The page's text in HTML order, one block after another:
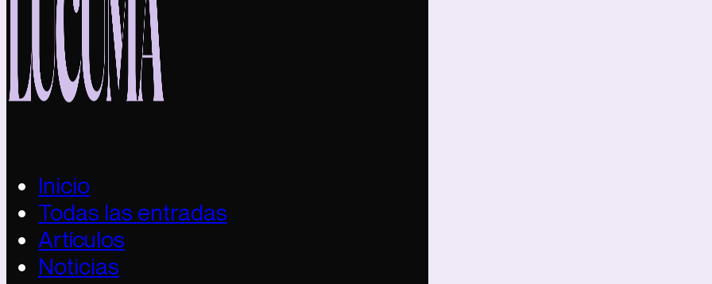
Inicio
Todas las entradas
Artículos
Noticias